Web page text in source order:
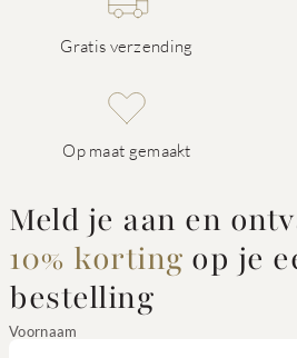
Gratis verzending
Op maat gemaakt
Meld je aan en
10% korting op je
bestelling
Voornaam